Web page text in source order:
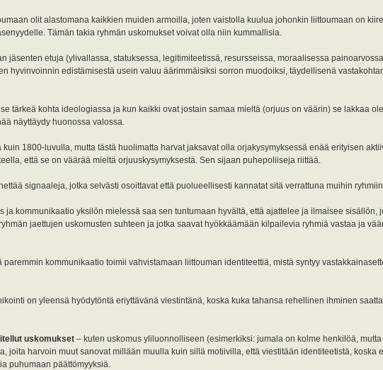
olit alastomana kaikkien muiden armoilla, joten vaistolla kuulua johonkin liittoumaan on
Tämän takia ryhmän uskomukset voivat olla niin kummallisia.
jäsenten etuja (ylivallassa, statuksessa, legitimiteetissä, resursseissa, moraalisessa
hyvinvoinnin edistämisestä usein valuu äärimmäisiksi sorron muodoiksi, täydellisenä
tärkeä kohta ideologiassa ja kun kaikki ovat jostain samaa mieltä (orjuus on väärin) se lakkaa
näyttäydy huonossa valossa.
1800-luvulla, mutta tästä huolimatta harvat jaksavat olla orjakysymyksessä enää erityisen
että se on väärää mieltä orjuuskysymyksestä. Sen sijaan puhepoliiseja riittää.
signaaleja, jotka selvästi osoittavat että puolueellisesti kannatat sitä verrattuna muihin
kommunikaatio yksilön mielessä saa sen tuntumaan hyvältä, että ajattelee ja ilmaisee sisällön,
jaettujen uskomusten suhteen ja jotka saavat hyökkäämään kilpailevia ryhmiä vastaa ja
kommunikaatio toimii vahvistamaan liittouman identiteettiä, mistä syntyy
on yleensä hyödytöntä eriyttävänä viestintänä, koska kuka tahansa rehellinen ihminen
uskomukset – kuten uskomus yliluonnolliseen (esimerkiksi: jumala on kolme henkilöä,
joita harvoin muut sanovat millään muulla kuin sillä motiivilla, että viestitään identiteetistä, koska
puhumaan päättömyyksiä.